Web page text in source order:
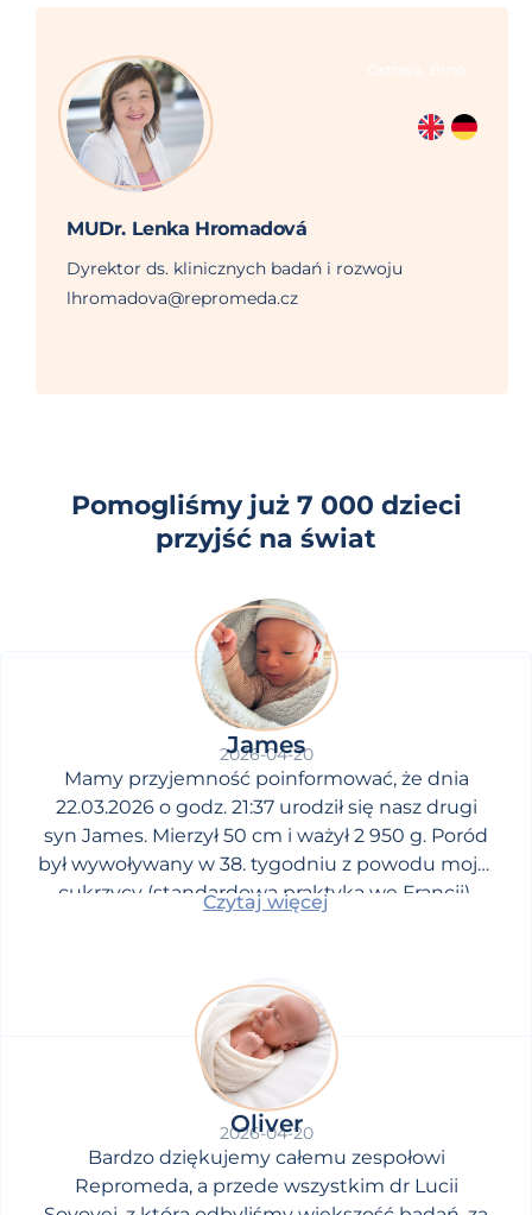
MUDr. Lenka Hromadová
Dyrektor ds. klinicznych badań i rozwoju
lhromadova@repromeda.cz
Pomogliśmy już 7 000 dzieci
przyjść na świat
James
2026-04-20
Mamy przyjemność poinformować, że dnia
22.03.2026 o godz. 21:37 urodził się nasz drugi
syn James. Mierzył 50 cm i ważył 2 950 g. Poród
był wywoływany w 38. tygodniu z powodu mojej
cukrzycy (standardowa praktyka we Francji).
Czytaj więcej
Oliver
2026-04-20
Bardzo dziękujemy całemu zespołowi
Repromeda, a przede wszystkim dr Lucii